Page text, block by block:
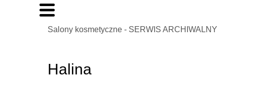
Salony kosmetyczne - SERWIS ARCHIWALNY
Halina